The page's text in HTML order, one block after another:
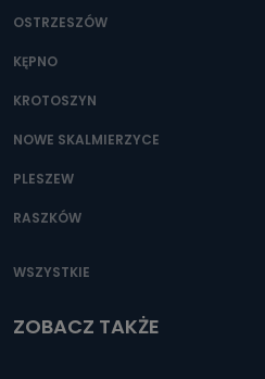
OSTRZESZÓW
KĘPNO
KROTOSZYN
NOWE SKALMIERZYCE
PLESZEW
RASZKÓW
WSZYSTKIE
ZOBACZ TAKŻE